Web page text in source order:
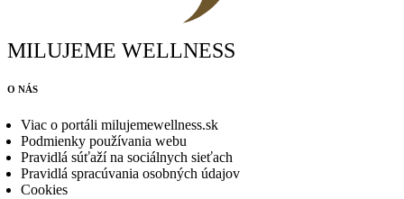
MILUJEME WELLNESS
O NÁS
Viac o portáli milujemewellness.sk
Podmienky používania webu
Pravidlá súťaží na sociálnych sieťach
Pravidlá spracúvania osobných údajov
Cookies